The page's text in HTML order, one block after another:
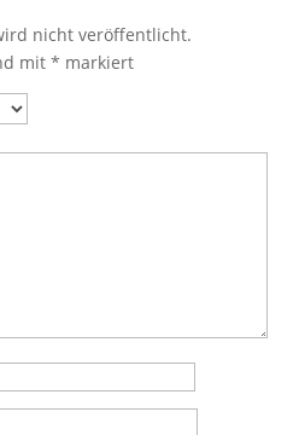
nicht veröffentlicht.
mit * markiert